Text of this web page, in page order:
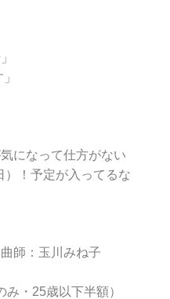
になって仕方がない
）！予定が入ってるな
師：玉川みね子
・25歳以下半額）